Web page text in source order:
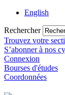
English
Rechercher
Trouvez votre
S’abonner à nos
Connexion
Bourses d'études
Coordonnées